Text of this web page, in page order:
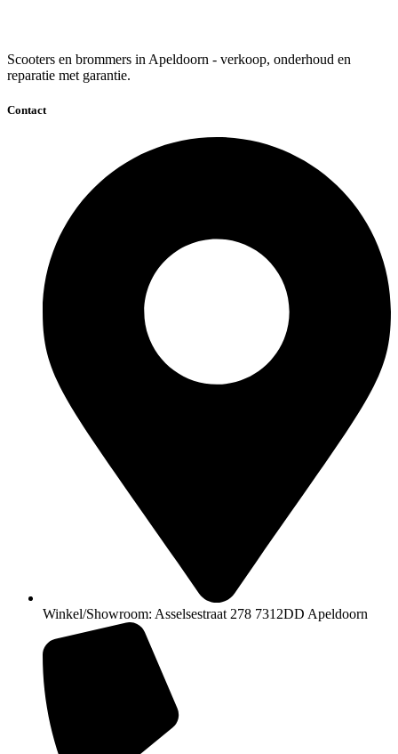
Scooters en brommers in Apeldoorn - verkoop, onderhoud en
reparatie met garantie.
Contact
Winkel/Showroom: Asselsestraat 278 7312DD Apeldoorn